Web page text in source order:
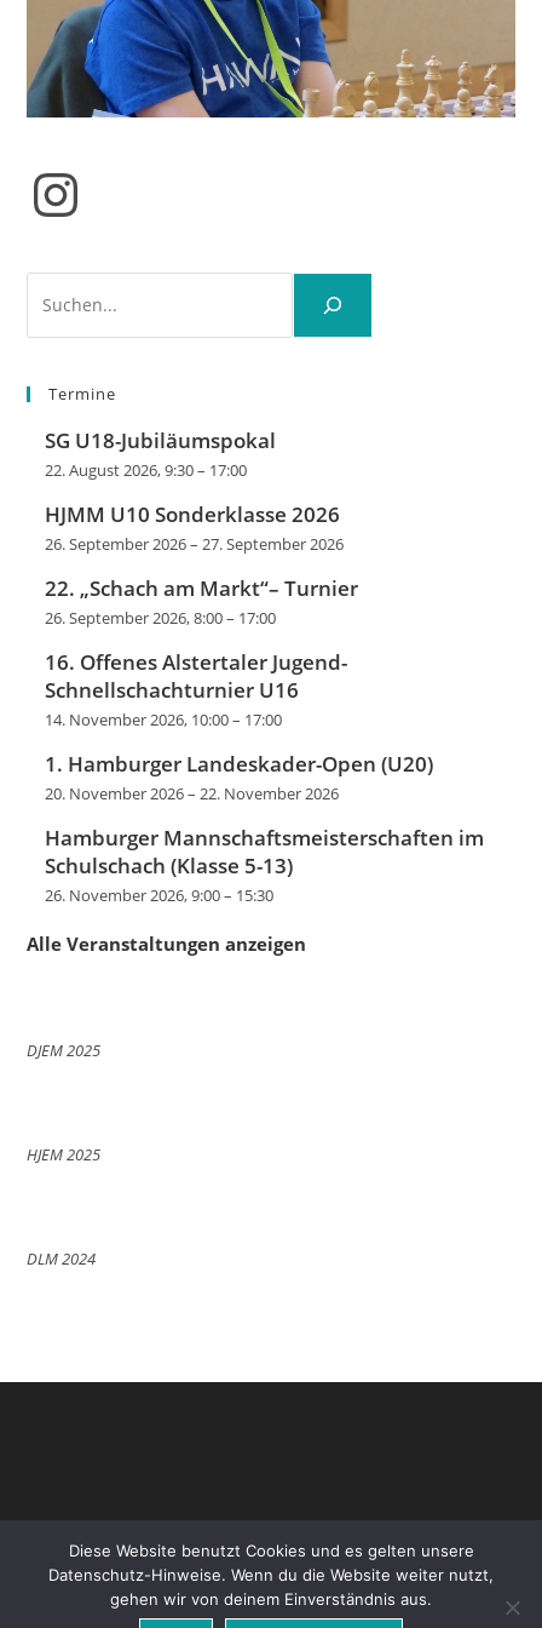
Instagram
Termine
SG U18-Jubiläumspokal
22. August 2026, 9:30– 17:00
HJMM U10 Sonderklasse 2026
26. September 2026–27. September 2026
22. „Schach am Markt“– Turnier
26. September 2026, 8:00– 17:00
16. Offenes Alstertaler Jugend-
Schnellschachturnier U16
14. November 2026, 10:00– 17:00
1. Hamburger Landeskader-Open (U20)
20. November 2026–22. November 2026
Hamburger Mannschaftsmeisterschaften im
Schulschach (Klasse 5-13)
26. November 2026, 9:00– 15:30
Alle Veranstaltungen anzeigen
DJEM 2025
HJEM 2025
DLM 2024
Diese Website benutzt Cookies und es gelten unsere
Datenschutz-Hinweise. Wenn du die Website weiter nutzt,
gehen wir von deinem Einverständnis aus.